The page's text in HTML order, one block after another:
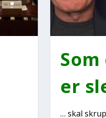
er
… skal